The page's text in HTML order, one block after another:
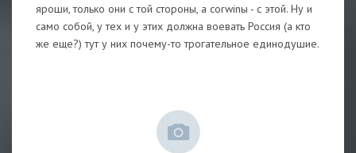
яроши, только они с той стороны, а corwinы - с этой. Ну и
само собой, у тех и у этих должна воевать Россия (а кто
же еще?) тут у них почему-то трогательное единодушие.